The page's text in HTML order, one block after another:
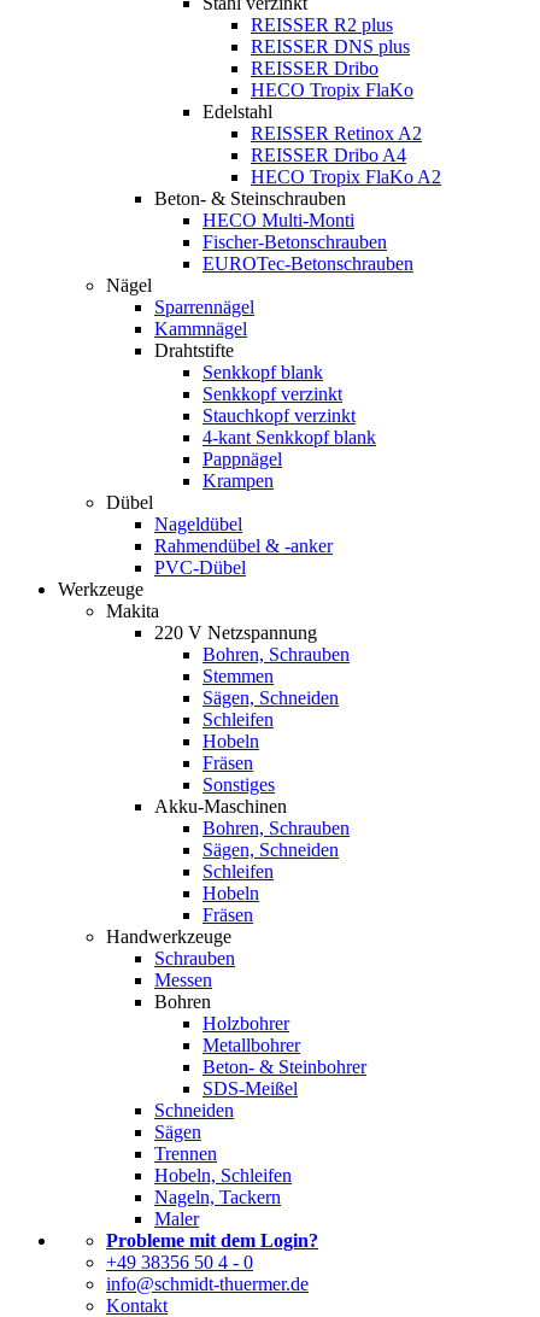
REISSER R2 plus
REISSER DNS plus
REISSER Dribo
HECO Tropix FlaKo
Edelstahl
REISSER Retinox A2
REISSER Dribo A4
HECO Tropix FlaKo A2
Beton- & Steinschrauben
HECO Multi-Monti
Fischer-Betonschrauben
EUROTec-Betonschrauben
Nägel
Sparrennägel
Kammnägel
Drahtstifte
Senkkopf blank
Senkkopf verzinkt
Stauchkopf verzinkt
4-kant Senkkopf blank
Pappnägel
Krampen
Dübel
Nageldübel
Rahmendübel & -anker
PVC-Dübel
Werkzeuge
Makita
220 V Netzspannung
Bohren, Schrauben
Stemmen
Sägen, Schneiden
Schleifen
Hobeln
Fräsen
Sonstiges
Akku-Maschinen
Bohren, Schrauben
Sägen, Schneiden
Schleifen
Hobeln
Fräsen
Handwerkzeuge
Schrauben
Messen
Bohren
Holzbohrer
Metallbohrer
Beton- & Steinbohrer
SDS-Meißel
Schneiden
Sägen
Trennen
Hobeln, Schleifen
Nageln, Tackern
Maler
Probleme mit dem Login?
+49 38356 50 4 - 0
info@schmidt-thuermer.de
Kontakt